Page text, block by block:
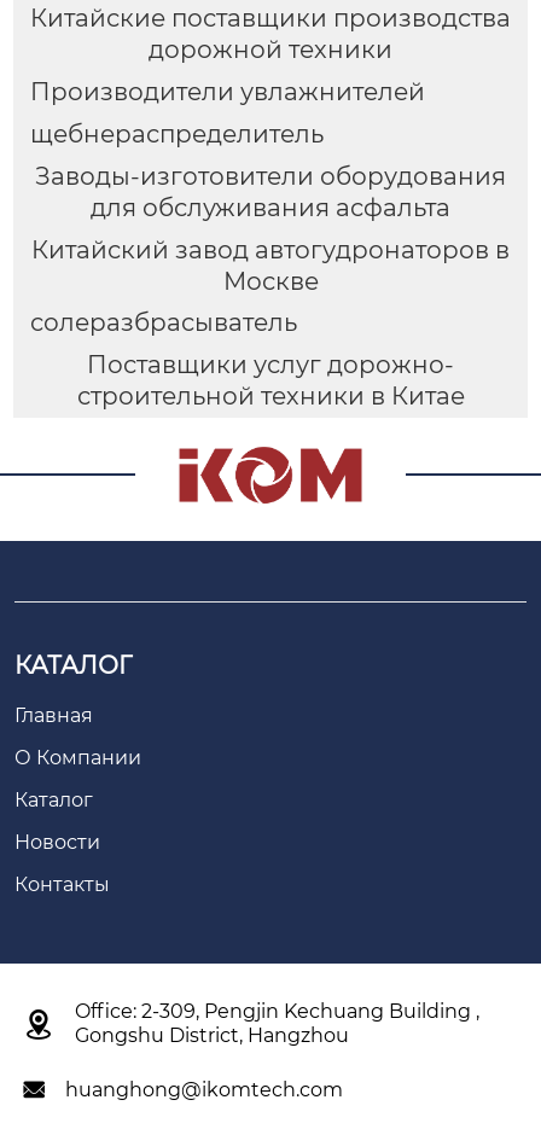
Китайские поставщики производства
дорожной техники
Производители увлажнителей
щебнераспределитель
Заводы-изготовители оборудования
для обслуживания асфальта
Китайский завод автогудронаторов в
Москве
солеразбрасыватель
Поставщики услуг дорожно-
строительной техники в Китае
КАТАЛОГ
Главная
О Компании
Каталог
Новости
Контакты

Office: 2-309, Pengjin Kechuang Building ,
Gongshu District, Hangzhou
 huanghong@ikomtech.com